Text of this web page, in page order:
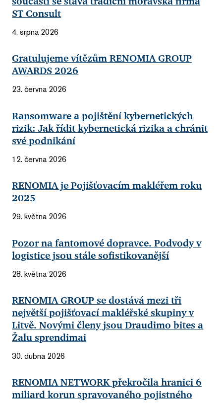
ST Consult
4. srpna 2026
Gratulujeme vítězům RENOMIA GROUP
AWARDS 2026
23. června 2026
Ransomware a pojištění kybernetických
rizik: Jak řídit kybernetická rizika a chránit
své podnikání
12. června 2026
RENOMIA je Pojišťovacím makléřem roku
2025
29. května 2026
Pozor na fantomové dopravce. Podvody v
logistice jsou stále sofistikovanější
28. května 2026
RENOMIA GROUP se dostává mezi tři
největší pojišťovací makléřské skupiny v
Litvě. Novými členy jsou Draudimo bites a
Žalu sprendimai
30. dubna 2026
RENOMIA NETWORK překročila hranici 6
miliard korun spravovaného pojistného